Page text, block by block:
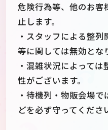
危険行為等、他のお客
止します。
・スタッフによる整
等に関しては無効とな
・混雑状況によって
性がございます。
・待機列・物販会場
どを必ず守ってくださ